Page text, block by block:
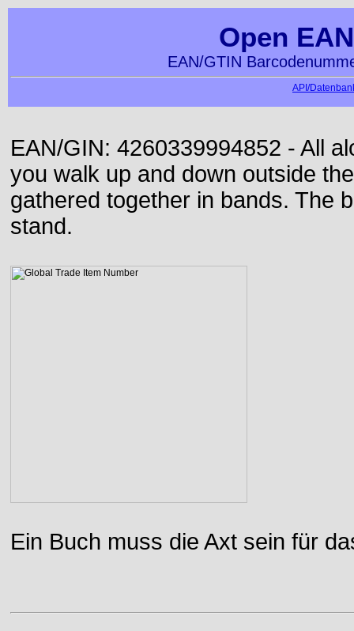
Open
EAN/GTIN
API/
EAN/GIN: 4260339994852 - All
you walk up and down outside
gathered together in bands. The
stand.
Ein Buch muss die Axt sein für